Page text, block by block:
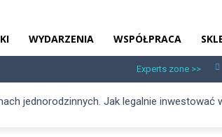
WYDARZENIA WSPÓŁPRACA
Experts zone >>
jednorodzinnych. Jak legalnie inwestować